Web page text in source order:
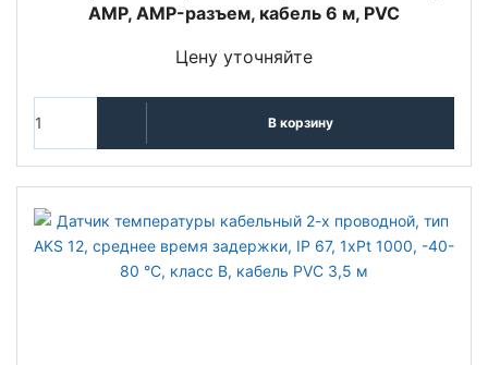
AMP, AMP-разъем, кабель 6 м, PVC
Цену уточняйте
В корзину